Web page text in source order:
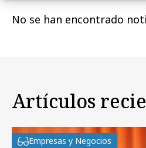
No se han encontrado
Artículos
Empresas y Negocios